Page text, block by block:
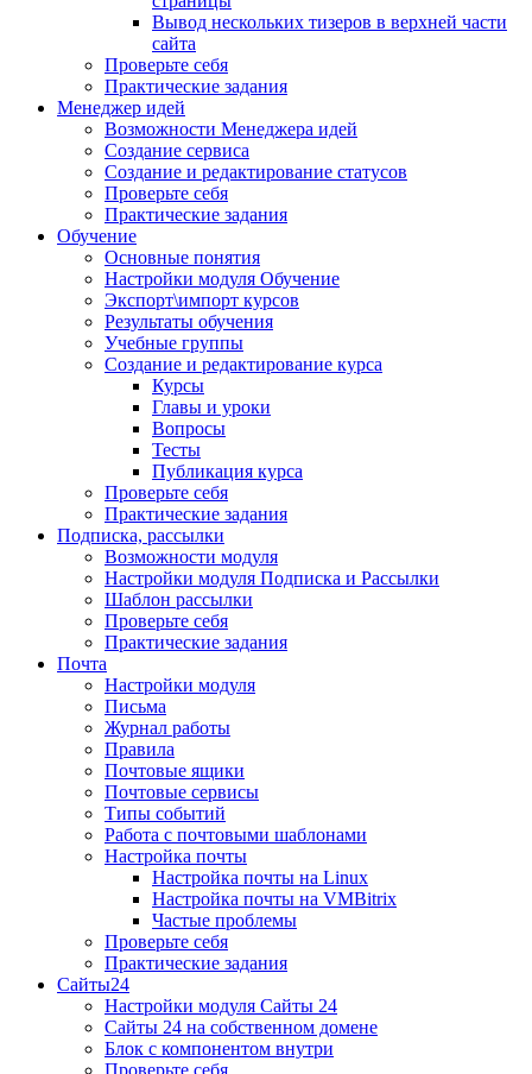
Вывод нескольких тизеров в верхней части
сайта
Проверьте себя
Практические задания
Менеджер идей
Возможности Менеджера идей
Создание сервиса
Создание и редактирование статусов
Проверьте себя
Практические задания
Обучение
Основные понятия
Настройки модуля Обучение
Экспорт\импорт курсов
Результаты обучения
Учебные группы
Создание и редактирование курса
Курсы
Главы и уроки
Вопросы
Тесты
Публикация курса
Проверьте себя
Практические задания
Подписка, рассылки
Возможности модуля
Настройки модуля Подписка и Рассылки
Шаблон рассылки
Проверьте себя
Практические задания
Почта
Настройки модуля
Письма
Журнал работы
Правила
Почтовые ящики
Почтовые сервисы
Типы событий
Работа с почтовыми шаблонами
Настройка почты
Настройка почты на Linux
Настройка почты на VMBitrix
Частые проблемы
Проверьте себя
Практические задания
Сайты24
Настройки модуля Сайты 24
Сайты 24 на собственном домене
Блок с компонентом внутри
Проверьте себя